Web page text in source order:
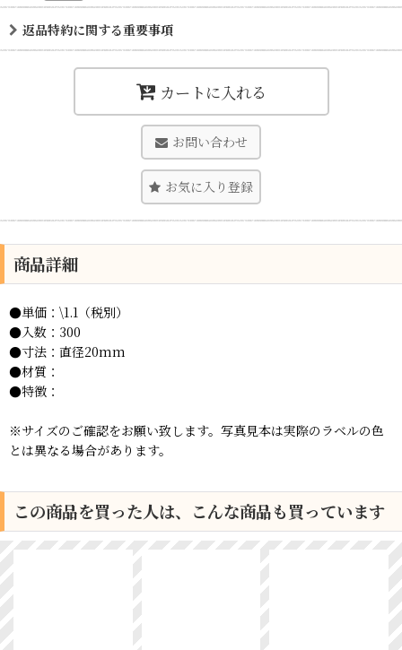
返品特約に関する重要事項
カートに入れる
お問い合わせ
お気に入り登録
商品詳細
●単価：\1.1（税別）
●入数：300
●寸法：直径20mm
●材質：
●特徴：
※サイズのご確認をお願い致します。写真見本は実際のラベルの色
とは異なる場合があります。
この商品を買った人は、こんな商品も買っています